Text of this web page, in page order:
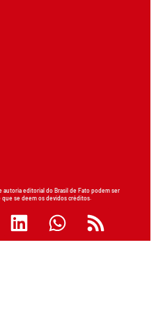
autoria editorial do Brasil de Fato podem ser
se deem os devidos créditos.